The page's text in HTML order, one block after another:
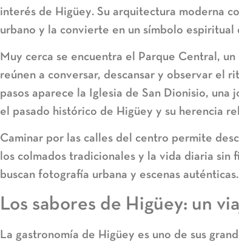
interés de Higüey. Su arquitectura moderna
urbano y la convierte en un símbolo espiritual
Muy cerca se encuentra el Parque Central , un
reúnen a conversar, descansar y observar el
pasos aparece la Iglesia de San Dionisio, una
el pasado histórico de Higüey y su herencia
Caminar por las calles del centro permite
los colmados tradicionales y la vida diaria sin
buscan fotografía urbana y escenas auténticas.
Los sabores de Higüey: un
La gastronomía de Higüey es uno de sus